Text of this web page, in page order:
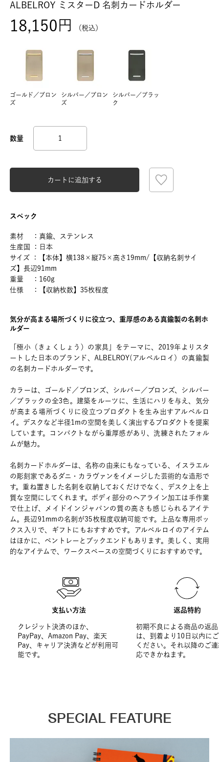
ALBELROY ミスターD 名刺カードホルダー
18,150 税込
ゴールド／ブロン
ズ
シルバー／ブロン
ズ
シルバー／ブラッ
ク
カートに追加する
スペック
素材 ：真鍮、ステンレス
生産国 ：日本
サイズ ：【本体】横138×縦75×高さ19mm/【収納名刺サイ
ズ】長辺91mm
重量 ：160g
仕様 ：【収納枚数】35枚程度
気分が高まる場所づくりに役立つ、重厚感のある真鍮製の名刺ホ
ルダー
「極小（きょくしょう）の家具」をテーマに、2019年よりスタ
ートした日本のブランド、ALBELROY(アルベルロイ）の真鍮製
の名刺カードホルダーです。
カラーは、ゴールド／ブロンズ、シルバー／ブロンズ、シルバー
／ブラックの全3色。建築をルーツに、生活にハリを与え、気分
が高まる場所づくりに役立つプロダクトを生み出すアルベルロ
イ。デスクなど半径1mの空間を美しく演出するプロダクトを提案
しています。コンパクトながら重厚感があり、洗練されたフォル
ムが魅力。
名刺カードホルダーは、名称の由来にもなっている、イスラエル
の彫刻家であるダニ・カラヴァンをイメージした芸術的な造形で
す。重ね置きした名刺を収納しておくだけでなく、デスク上を上
質な空間にしてくれます。ボディ部分のヘアライン加工は手作業
で仕上げ、メイドインジャパンの質の高さも感じられるアイテ
ム。長辺91mmの名刺が35枚程度収納可能です。上品な専用ボッ
クス入りで、ギフトにもおすすめです。アルベルロイのアイテム
はほかに、ペントレーとブックエンドもあります。美しく、実用
的なアイテムで、ワークスペースの空間づくりにおすすめです。
支払い方法
クレジット決済のほか、
PayPay、Amazon Pay、楽天
Pay、キャリア決済などが利用可
能です。
返品特約
初期不良による商品の返
は、到着より10日以内に
ください。それ以降のご
応できかねます。
SPECIAL FEATURE